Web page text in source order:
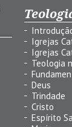
Igrejas
Igrejas
Teologia
Deus
Trindade
Cristo
Espírito